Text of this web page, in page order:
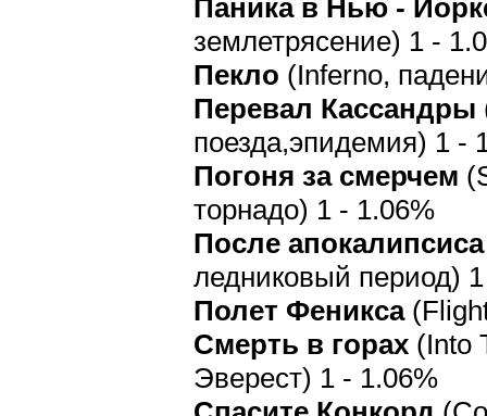
Паника в Нью -
землетрясение) 1 -
Пекло (Inferno,
Перевал Кассандры
поезда,эпидемия) 1 -
Погоня за смерчем
торнадо) 1 - 1.06%
После апокалипсиса
ледниковый период)
Полет Феникса
Смерть в горах (Into
Эверест) 1 - 1.06%